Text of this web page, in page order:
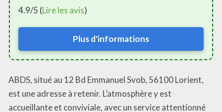
4.9/5 (Lire les avis)
Plus d'informations
ABDS, situé au 12 Bd Emmanuel Svob, 56100 Lorient,
est une adresse à retenir. L’atmosphère y est
accueillante et conviviale, avec un service attentionné